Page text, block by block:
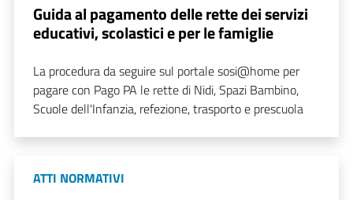
Guida al pagamento delle rette dei servizi
educativi, scolastici e per le famiglie
La procedura da seguire sul portale sosi@home per
pagare con Pago PA le rette di Nidi, Spazi Bambino,
Scuole dell'Infanzia, refezione, trasporto e prescuola
ATTI NORMATIVI